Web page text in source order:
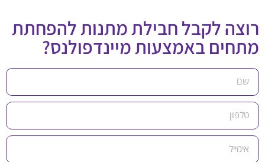
רוצה לקבל חבילת מתנות להפחתת
מתחים באמצעות מיינדפולנס?